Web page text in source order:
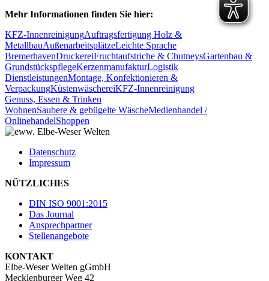
Mehr Informationen finden Sie hier:
KFZ-InnenreinigungAuftragsfertigung Holz &
MetallbauAußenarbeitsplätzeLeichte Sprache
BremerhavenDruckereiFruchtaufstriche & ChutneysGartenbau &
GrundstückspflegeKerzenmanufakturLogistik
DienstleistungenMontage, Konfektionieren &
VerpackungKüstenwäschereiKFZ-Innenreinigung
Genuss, Essen & Trinken
WohnenSaubere & gebügelte WäscheMedienhandel /
OnlinehandelShoppen
Datenschutz
Impressum
NÜTZLICHES
DIN ISO 9001:2015
Das Journal
Ansprechpartner
Stellenangebote
KONTAKT
Elbe-Weser Welten gGmbH
Mecklenburger Weg 42